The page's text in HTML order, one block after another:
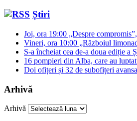
Știri
Joi, ora 19:00 „Despre
Vineri, ora 10:00 „Războiul
S-a încheiat cea de-a doua ediție a
16 pompieri din Alba, care au
Doi ofițeri și 32 de subofițeri
Arhivă
Arhivă